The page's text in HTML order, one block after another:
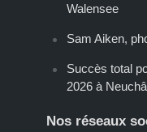
Walensee
Sam Aiken,
Succès total
2026 à
Nos réseaux